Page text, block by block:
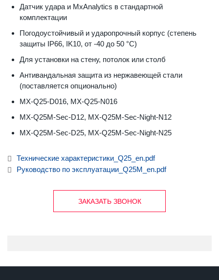
Датчик удара и MxAnalytics в стандартной
комплектации
Погодоустойчивый и ударопрочный корпус (степень
защиты IP66, IK10, от -40 до 50 °C)
Для установки на стену, потолок или столб
Антивандальная защита из нержавеющей стали
(поставляется опционально)
MX-Q25-D016, MX-Q25-N016
MX-Q25M-Sec-D12, MX-Q25M-Sec-Night-N12
MX-Q25M-Sec-D25, MX-Q25M-Sec-Night-N25
Технические характеристики_Q25_en.pdf
Руководство по эксплуатации_Q25M_en.pdf
ЗАКАЗАТЬ ЗВОНОК